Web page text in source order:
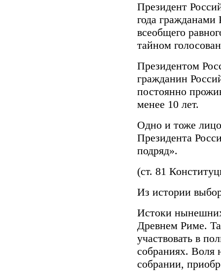
Президент
года гражданами
всеобщего
тайном
Президентом
гражданин
постоянно
менее 10 лет.
Одно и тоже
Президента
подряд».
(ст. 81
Из истории
Истоки
Древнем Риме.
участвовать в
собраниях. Воля
собрании,